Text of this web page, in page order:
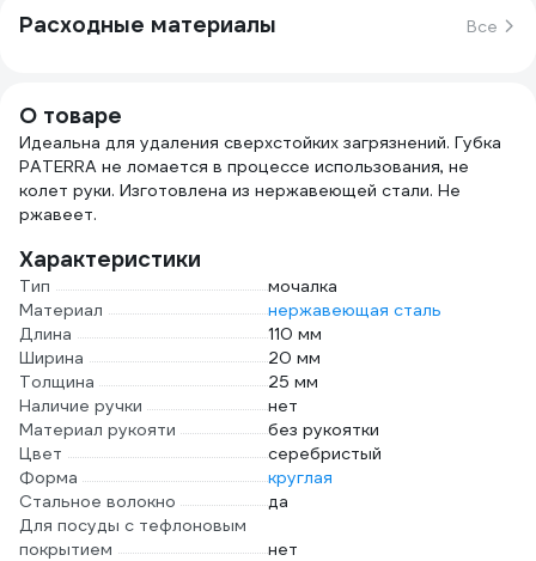
Расходные материалы Все
О товаре
Идеальна для удаления сверхстойких загрязнений. Губка
PATERRA не ломается в процессе использования, не
колет руки. Изготовлена из нержавеющей стали. Не
ржавеет.
Характеристики
Тип
мочалка
Материал
нержавеющая сталь
Длина
110 мм
Ширина
20 мм
Толщина
25 мм
Наличие ручки
нет
Материал рукояти
без рукоятки
Цвет
серебристый
Форма
круглая
Стальное волокно
да
Для посуды с тефлоновым
покрытием
нет